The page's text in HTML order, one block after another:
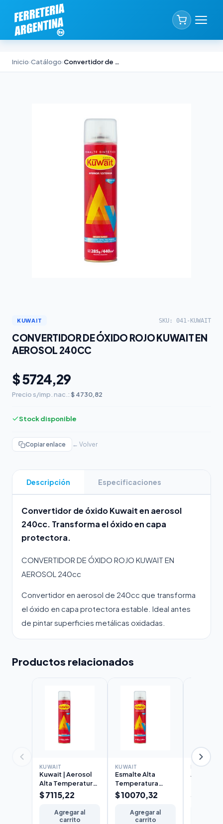
Inicio›Catálogo› Convertidor de Óxido Rojo Kuwait en Aerosol 240cc
KUWAIT SKU: 041-KUWAIT
CONVERTIDOR DE ÓXIDO ROJO KUWAIT EN
AEROSOL 240CC
$ 5724,29
Precio s/imp. nac.: $ 4730,82
Stock disponible
Copiar enlace ← Volver
Descripción Especificaciones
Convertidor de óxido Kuwait en aerosol
240cc. Transforma el óxido en capa
protectora.
CONVERTIDOR DE ÓXIDO ROJO KUWAIT EN
AEROSOL 240cc
Convertidor en aerosol de 240cc que transforma
el óxido en capa protectora estable. Ideal antes
de pintar superficies metálicas oxidadas.
Productos relacionados
KUWAIT
Kuwait | Aerosol
Alta Temperatura
Aluminio 240cc
$ 7115,22
Agregar al
carrito
KUWAIT
Esmalte Alta
Temperatura
Aluminio Kuwait
Aerosol 440cc
$ 10070,32
Agregar al
carrito
KUWAIT
Antióxido
$